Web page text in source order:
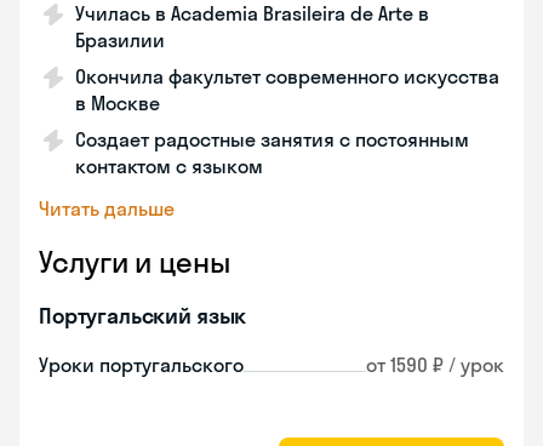
Училась в Academia Brasileira de Arte в
Бразилии
Окончила факультет современного искусства
в Москве
Создает радостные занятия с постоянным
контактом с языком
Читать дальше
Услуги и цены
Португальский язык
Уроки португальского от 1590 ₽ / урок